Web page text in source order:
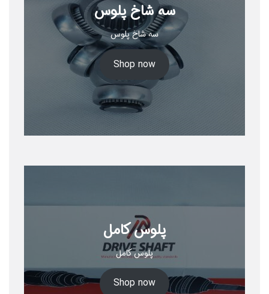
سه شاخ پلوس
سه شاخ پلوس
Shop now
پلوس کامل
پلوس کامل
Shop now